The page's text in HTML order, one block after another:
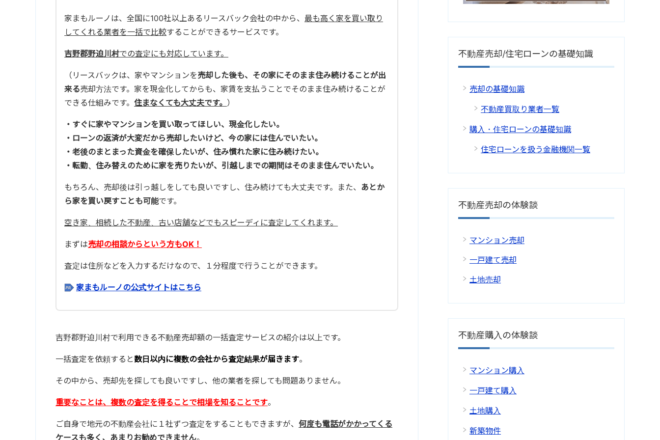
家まもルーノは、全国に100社以上あるリースバック会社の中から、 最も高く家を買い取り
してくれる業者を一括で比較することができるサービスです。
吉野郡野迫川村での査定にも対応しています。
（リースバックは、家やマンションを売却した後も、その家にそのまま住み続けることが出
来る売却方法です。家を現金化してからも、家賃を支払うことでそのまま住み続けることが
できる仕組みです。 住まなくても大丈夫です。 ）
・すぐに家やマンションを買い取ってほしい、現金化したい。
・ローンの返済が大変だから売却したいけど、今の家には住んでいたい。
・老後のまとまった資金を確保したいが、住み慣れた家に住み続けたい。
・転勤、住み替えのために家を売りたいが、引越しまでの期間はそのまま住んでいたい。
もちろん、売却後は引っ越しをしても良いですし、住み続けても大丈夫です。また、 あとか
ら家を買い戻すことも可能です。
空き家、相続した不動産、古い店舗などでもスピーディに査定してくれます。
まずは売却の相談からという方もOK！
査定は住所などを入力するだけなので、１分程度で行うことができます。
家まもルーノの公式サイトはこちら
吉野郡野迫川村で利用できる不動産売却額の一括査定サービスの紹介は以上です。
一括査定を依頼すると数日以内に複数の会社から査定結果が届きます。
その中から、売却先を探しても良いですし、他の業者を探しても問題ありません。
重要なことは、複数の査定を得ることで相場を知ることです。
ご自身で地元の不動産会社に１社ずつ査定をすることもできますが、 何度も電話がかかってくる
ケースも多く、あまりお勧めできません。
不動産売却/住宅ローンの基礎知識
売却の基礎知識
不動産買取り業者一覧
購入・住宅ローンの基礎知識
住宅ローンを扱う金融機関一覧
不動産売却の体験談
マンション売却
一戸建て売却
土地売却
不動産購入の体験談
マンション購入
一戸建て購入
土地購入
新築物件